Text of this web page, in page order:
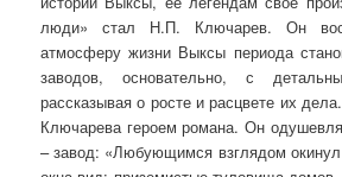
люди» стал Н.П. Ключарев. Он
атмосферу жизни Выксы периода
заводов, основательно, с
рассказывая о росте и расцвете их
Ключарева героем романа. Он
– завод: «Любующимся взглядом